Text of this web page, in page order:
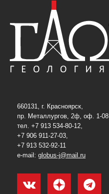
660131, г. Красноярск,
пр. Металлургов, 2ф, оф. 1-08
тел. +7 913 534-80-12,
+7 906 911-27-03,
+7 913 532-92-11
e-mail: globus-j@mail.ru